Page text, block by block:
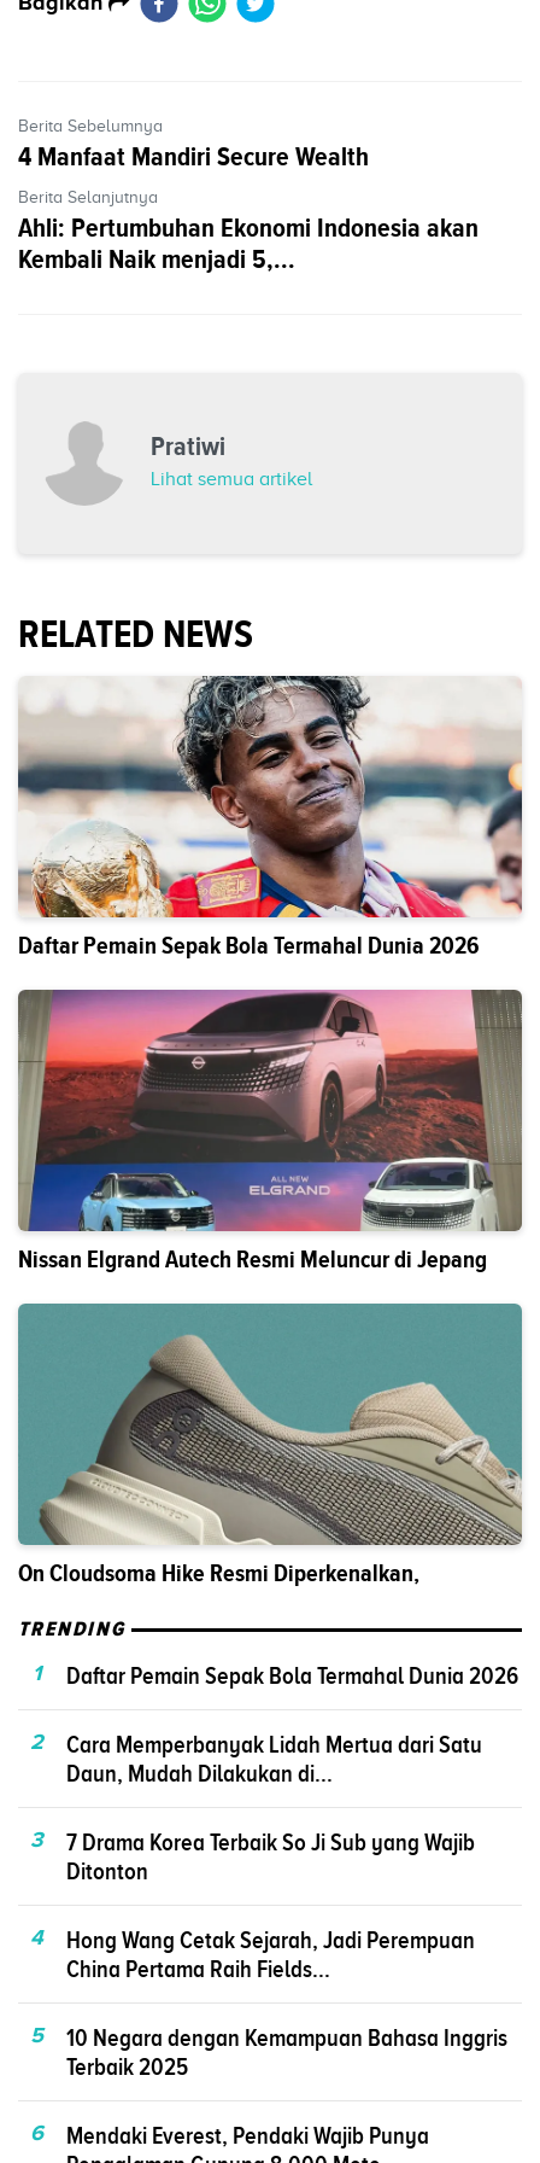
Berita Sebelumnya
4 Manfaat Mandiri Secure Wealth
Berita Selanjutnya
Ahli: Pertumbuhan Ekonomi Indonesia akan
Kembali Naik menjadi 5,...
Pratiwi
Lihat semua artikel
RELATED NEWS
Daftar Pemain Sepak Bola Termahal Dunia 2026
Nissan Elgrand Autech Resmi Meluncur di Jepang
On Cloudsoma Hike Resmi Diperkenalkan,
TRENDING
1
Daftar Pemain Sepak Bola Termahal Dunia 2026
2
Cara Memperbanyak Lidah Mertua dari Satu
Daun, Mudah Dilakukan di...
3
7 Drama Korea Terbaik So Ji Sub yang Wajib
Ditonton
4
Hong Wang Cetak Sejarah, Jadi Perempuan
China Pertama Raih Fields...
5
10 Negara dengan Kemampuan Bahasa Inggris
Terbaik 2025
6
Mendaki Everest, Pendaki Wajib Punya